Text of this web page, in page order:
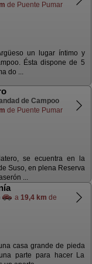
de Puente Pumar
un lugar íntimo y
Ésta dispone de 5
do ...
de Campoo
de Puente Pumar
se ecuentra en la
Suso, en plena Reserva
...
a 19,4 km de
casa grande de pieda
parte para hacer La